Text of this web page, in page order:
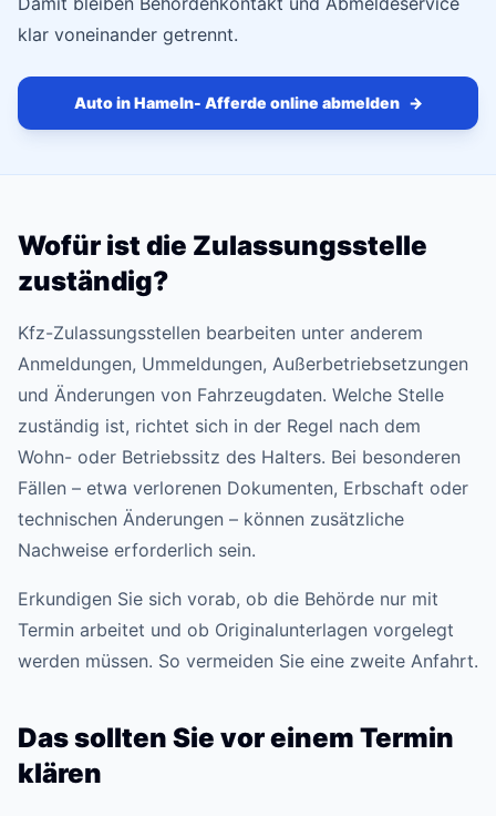
klar voneinander getrennt.
Auto in Hameln- Afferde online abmelden →
Wofür ist die Zulassungsstelle
zuständig?
Kfz-Zulassungsstellen bearbeiten unter anderem
Anmeldungen, Ummeldungen, Außerbetriebsetzungen
und Änderungen von Fahrzeugdaten. Welche Stelle
zuständig ist, richtet sich in der Regel nach dem
Wohn- oder Betriebssitz des Halters. Bei besonderen
Fällen – etwa verlorenen Dokumenten, Erbschaft oder
technischen Änderungen – können zusätzliche
Nachweise erforderlich sein.
Erkundigen Sie sich vorab, ob die Behörde nur mit
Termin arbeitet und ob Originalunterlagen vorgelegt
werden müssen. So vermeiden Sie eine zweite Anfahrt.
Das sollten Sie vor einem Termin
klären